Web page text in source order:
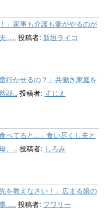
」家事も介護も妻がやるのが
…... 投稿者: 新垣ライコ
行かせるの？」共働き家庭を
謝... 投稿者: すじえ
べてると…」食い尽くし夫と
、... 投稿者: しろみ
を教えなさい！」広まる娘の
…... 投稿者: フワリー